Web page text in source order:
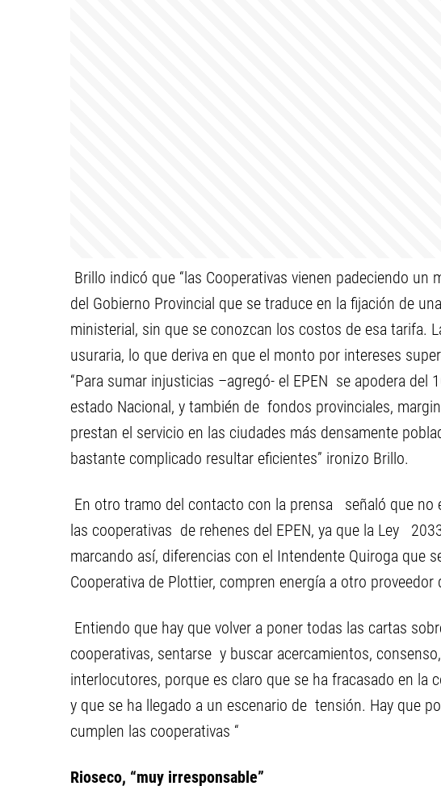
Brillo indicó que “las Cooperativas vienen padeciendo
del Gobierno Provincial que se traduce en la fijación de
ministerial, sin que se conozcan los costos de esa tarifa.
usuraria, lo que deriva en que el monto por intereses
“Para sumar injusticias –agregó- el EPEN se apodera del
estado Nacional, y también de fondos provinciales,
prestan el servicio en las ciudades más densamente
bastante complicado resultar eficientes” ironizo Brillo.
En otro tramo del contacto con la prensa señaló que no
las cooperativas de rehenes del EPEN, ya que la Ley
marcando así, diferencias con el Intendente Quiroga que
Cooperativa de Plottier, compren energía a otro proveedor
Entiendo que hay que volver a poner todas las cartas
cooperativas, sentarse y buscar acercamientos,
interlocutores, porque es claro que se ha fracasado en la
y que se ha llegado a un escenario de tensión. Hay que
cumplen las cooperativas “
Rioseco, “muy irresponsable”